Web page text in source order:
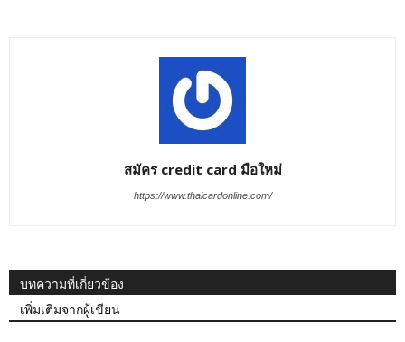
สมัคร credit card มือใหม่
https://www.thaicardonline.com/
บทความที่เกี่ยวข้อง
เพิ่มเติมจากผู้เขียน